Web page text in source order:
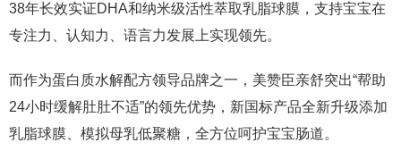
38年长效实证DHA和纳米级活性萃取乳脂球膜，支持宝宝在
专注力、认知力、语言力发展上实现领先。
而作为蛋白质水解配方领导品牌之一，美赞臣亲舒突出“帮助
24小时缓解肚肚不适”的领先优势，新国标产品全新升级添加
乳脂球膜、模拟母乳低聚糖，全方位呵护宝宝肠道。